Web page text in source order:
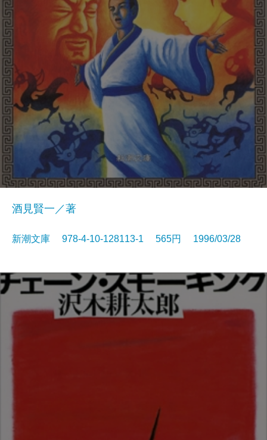
酒見賢一／著
新潮文庫 978-4-10-128113-1 565円 1996/03/28